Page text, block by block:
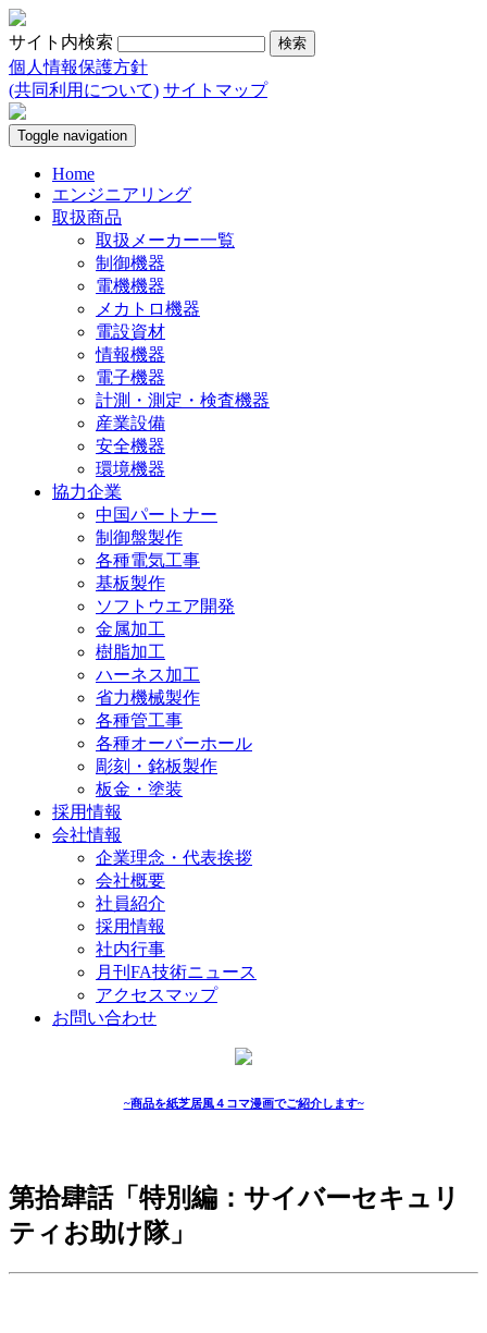
サイト内検索
個人情報保護方針
(共同利用について) サイトマップ
Toggle navigation
Home
エンジニアリング
取扱商品
取扱メーカー一覧
制御機器
電機機器
メカトロ機器
電設資材
情報機器
電子機器
計測・測定・検査機器
産業設備
安全機器
環境機器
協力企業
中国パートナー
制御盤製作
各種電気工事
基板製作
ソフトウエア開発
金属加工
樹脂加工
ハーネス加工
省力機械製作
各種管工事
各種オーバーホール
彫刻・銘板製作
板金・塗装
採用情報
会社情報
企業理念・代表挨拶
会社概要
社員紹介
採用情報
社内行事
月刊FA技術ニュース
アクセスマップ
お問い合わせ
~商品を紙芝居風４コマ漫画でご紹介します~
第拾肆話「特別編：サイバーセキュリ
ティお助け隊」